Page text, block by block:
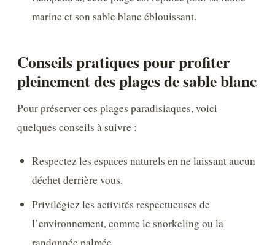
marine et son sable blanc éblouissant.
Conseils pratiques pour profiter
pleinement des plages de sable blanc
Pour préserver ces plages paradisiaques, voici
quelques conseils à suivre :
Respectez les espaces naturels en ne laissant aucun
déchet derrière vous.
Privilégiez les activités respectueuses de
l’environnement, comme le snorkeling ou la
randonnée palmée.